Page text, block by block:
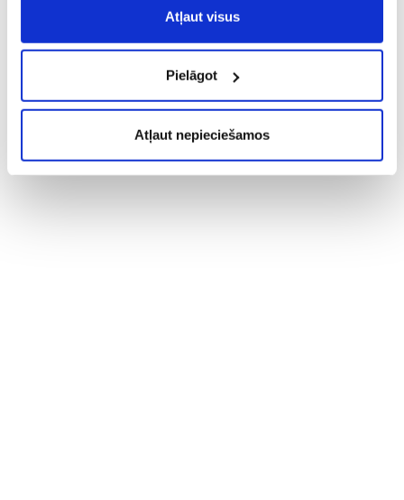
Atļaut visus
Pielāgot
Atļaut nepieciešamos